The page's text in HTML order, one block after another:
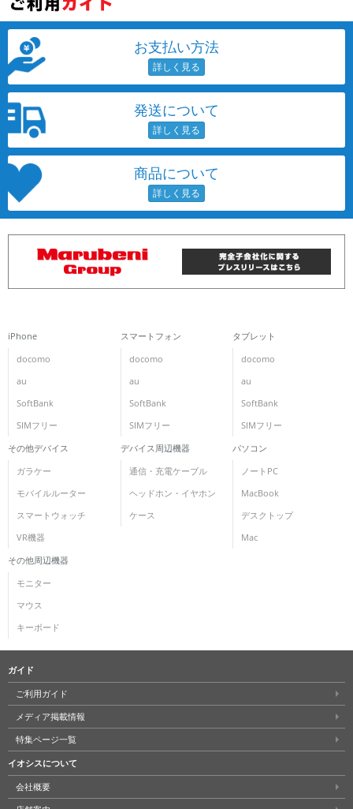
お支払い方法
発送について
商品について
iPhone
docomo
au
SoftBank
SIMフリー
スマートフォン
docomo
au
SoftBank
SIMフリー
タブレット
docomo
au
SoftBank
SIMフリー
その他デバイス
ガラケー
モバイルルーター
スマートウォッチ
VR機器
デバイス周辺機器
通信・充電ケーブル
ヘッドホン・イヤホン
ケース
パソコン
ノートPC
MacBook
デスクトップ
Mac
その他周辺機器
モニター
マウス
キーボード
ガイド
ご利用ガイド
メディア掲載情報
特集ページ一覧
イオシスについて
会社概要